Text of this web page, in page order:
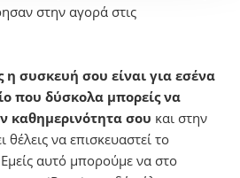
στην αγορά στις
συσκευή σου είναι για εσένα
που δύσκολα μπορείς να
καθημερινότητα σου και στην
να επισκευαστεί το
αυτό μπορούμε να στο